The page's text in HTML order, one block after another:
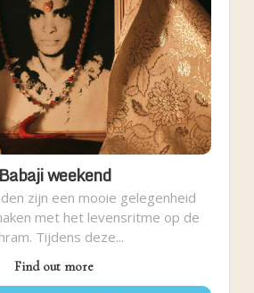
Babaji weekend
zijn een mooie gelegenheid
met het levensritme op de
Tijdens deze...
Find out more